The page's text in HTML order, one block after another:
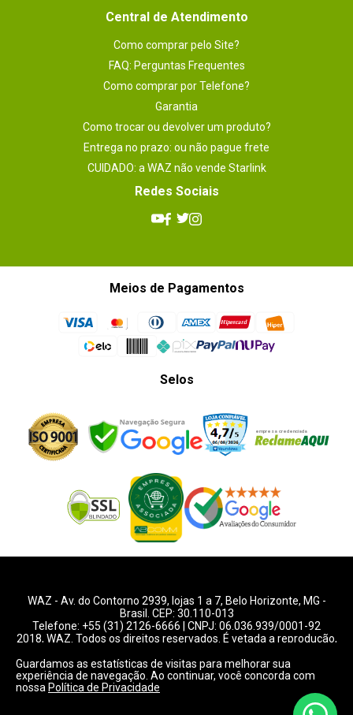
Central de Atendimento
Como comprar pelo Site?
FAQ: Perguntas Frequentes
Como comprar por Telefone?
Garantia
Como trocar ou devolver um produto?
Entrega no prazo: ou não pague frete
CUIDADO: a WAZ não vende Starlink
Redes Sociais
Meios de Pagamentos
Selos
WAZ - Av. do Contorno 2939, lojas 1 a 7, Belo Horizonte, MG -
Brasil. CEP: 30.110-013
Telefone: +55 (31) 2126-6666 | CNPJ: 06.036.939/0001-92
2018, WAZ. Todos os direitos reservados. É vetada a reprodução,
Preços e condições de pagamentos válidos exclusivamente
para compras pelo website.
Guardamos as estatísticas de visitas para melhorar sua
experiência de navegação. Ao continuar, você concorda com
nossa Política de Privacidade